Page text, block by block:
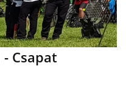
Csapat